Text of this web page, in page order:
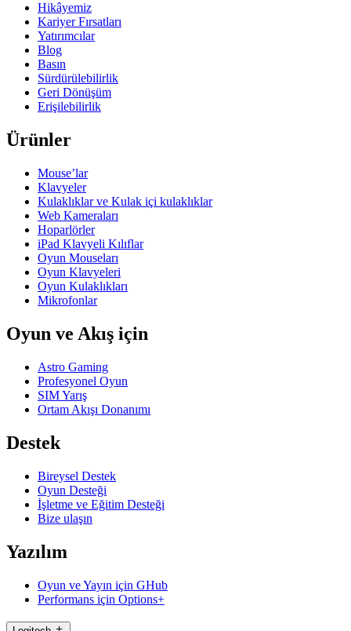
Hikâyemiz
Kariyer Fırsatları
Yatırımcılar
Blog
Basın
Sürdürülebilirlik
Geri Dönüşüm
Erişilebilirlik
Ürünler
Mouse’lar
Klavyeler
Kulaklıklar ve Kulak içi kulaklıklar
Web Kameraları
Hoparlörler
iPad Klavyeli Kılıflar
Oyun Mouseları
Oyun Klavyeleri
Oyun Kulaklıkları
Mikrofonlar
Oyun ve Akış için
Astro Gaming
Profesyonel Oyun
SIM Yarış
Ortam Akışı Donanımı
Destek
Bireysel Destek
Oyun Desteği
İşletme ve Eğitim Desteği
Bize ulaşın
Yazılım
Oyun ve Yayın için GHub
Performans için Options+